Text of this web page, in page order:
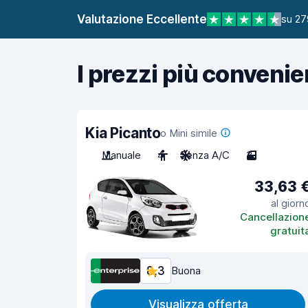
Valutazione Eccellente su
I prezzi più
Kia Picantoo Mini simile
Manuale
4 Senza A/C 3
33,63
al
8,3 Buona
Visualizza offerta